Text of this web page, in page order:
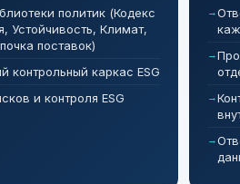
политик (Кодекс
Устойчивость, Климат,
поставок)
контрольный каркас ESG
и контроля ESG